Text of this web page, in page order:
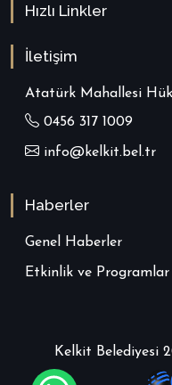
Hızlı Linkler
İletişim
Atatürk Mahallesi
0456 317 1009
info@kelkit.bel.tr
Haberler
Genel Haberler
Etkinlik ve Programlar
Kelkit Belediyesi